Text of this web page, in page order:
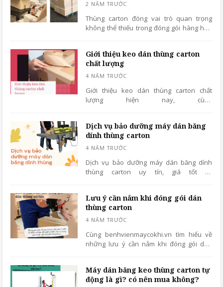
Thùng carton đóng vai trò quan trọng
không thể thiếu trong đóng gói hàng hoá
trường.
Giới thiệu keo dán thùng carton
chất lượng
Giới thiệu keo dán thùng carton chất
lượng hiện nay, cùng
Dịch vụ bảo dưỡng máy dán băng
dính thùng carton
Dịch vụ bảo dưỡng máy dán băng dính
thùng carton uy tín, giá tốt tại
Lưu ý cần nắm khi đóng gói dán
thùng carton
Cùng benhvienmaycokhi.vn tìm hiểu về
những lưu ý cần nắm khi đóng gói dán
Máy dán băng keo thùng carton tự
động là gì? có nên mua không?